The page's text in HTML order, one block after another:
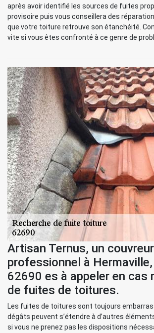
après avoir identifié les sources de fuites
provisoire puis vous conseillera des
que votre toiture retrouve son étanchéité.
vite si vous êtes confronté à ce genre de
Artisan Ternus, un couvreur
professionnel à
62690 es à appeler en cas
de fuites de toitures.
Les fuites de toitures sont toujours
dégâts peuvent s’étendre à d’autres
si vous ne prenez pas les dispositions